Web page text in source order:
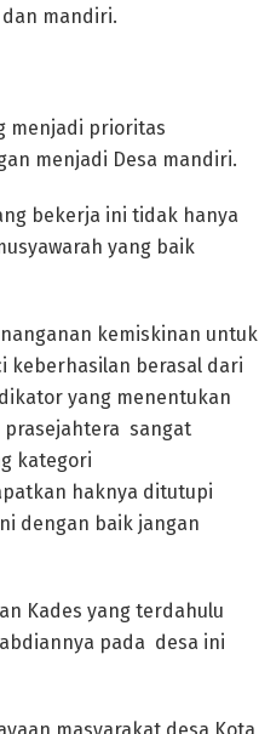
mandiri.
menjadi prioritas
menjadi Desa mandiri.
bekerja ini tidak hanya
yang baik
kemiskinan untuk
keberhasilan berasal dari
yang menentukan
prasejahtera sangat
kategori
haknya ditutupi
dengan baik jangan
Kades yang terdahulu
pada desa ini